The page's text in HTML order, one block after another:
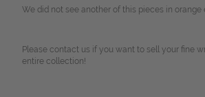
We did not see another of this pieces in orange
Please contact us if you want to sell your fine
entire collection!